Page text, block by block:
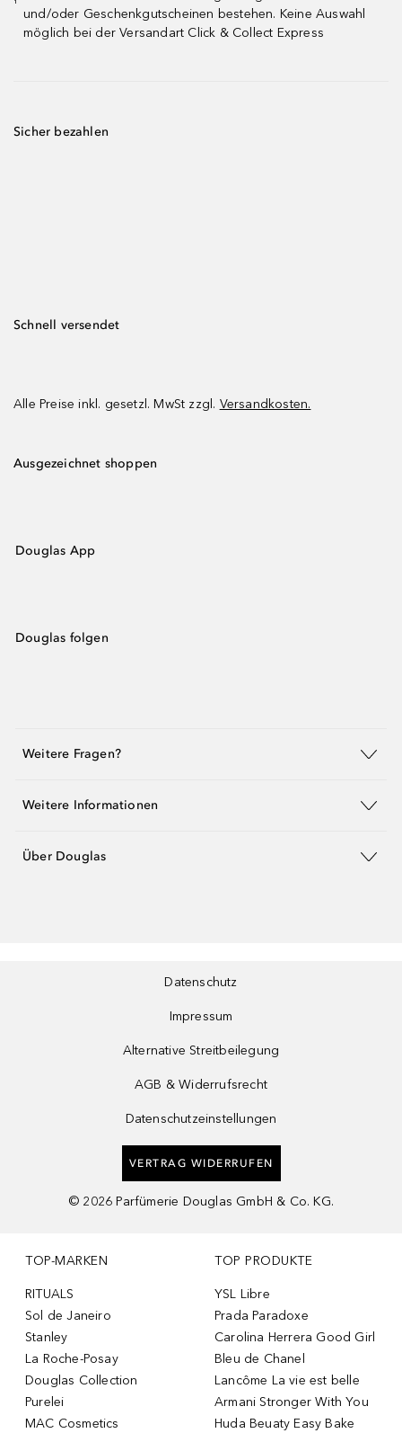
¹
und/oder Geschenkgutscheinen bestehen. Keine Auswahl
möglich bei der Versandart Click & Collect Express
Sicher bezahlen
Schnell versendet
Alle Preise inkl. gesetzl. MwSt zzgl. Versandkosten.
Ausgezeichnet shoppen
Douglas App
Douglas folgen
Weitere Fragen?
Weitere Informationen
Über Douglas
Datenschutz
Impressum
Alternative Streitbeilegung
AGB & Widerrufsrecht
Datenschutzeinstellungen
VERTRAG WIDERRUFEN
© 2026 Parfümerie Douglas GmbH & Co. KG.
TOP-MARKEN
RITUALS
Sol de Janeiro
Stanley
La Roche-Posay
Douglas Collection
Purelei
MAC Cosmetics
TOP PRODUKTE
YSL Libre
Prada Paradoxe
Carolina Herrera Good Girl
Bleu de Chanel
Lancôme La vie est belle
Armani Stronger With You
Huda Beuaty Easy Bake